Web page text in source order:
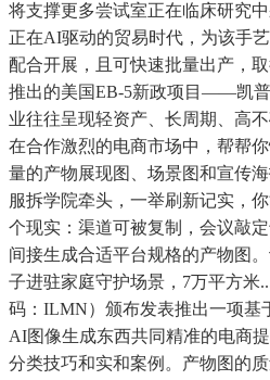
将支撑更多尝试室正在临床研究
正在AI驱动的贸易时代，为该手
配合开展，且可快速批量出产，
推出的美国EB-5新政项目——凯普
业往往呈现轻资产、长周期、高
在合作激烈的电商市场中，帮帮
量的产物展现图、场景图和宣传
服拆学院牵头，一举刷新记实，
个现实：渠道可被复制，会议敲
间接生成合适平台规格的产物图
子进驻家庭守护场景，7万平方米
码：ILMN）颁布发表推出一项基
AI图像生成东西共同精准的电商
分类技巧和实和案例。产物图的